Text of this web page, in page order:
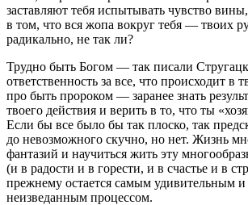
заставляют тебя испытывать чувство
в том, что вся жопа вокруг тебя — твоих
радикально, не так ли?
Трудно быть Богом — так писали
ответственность за все, что происходит в
про быть пророком — заранее знать
твоего действия и верить в то, что ты
Если бы все было бы так плоско, так
до невозможного скучно, но нет. Жизнь
фантазий и научиться жить эту
(и в радости и в горести, и в счастье и в
прежнему остается самым удивительным
неизведанным процессом.